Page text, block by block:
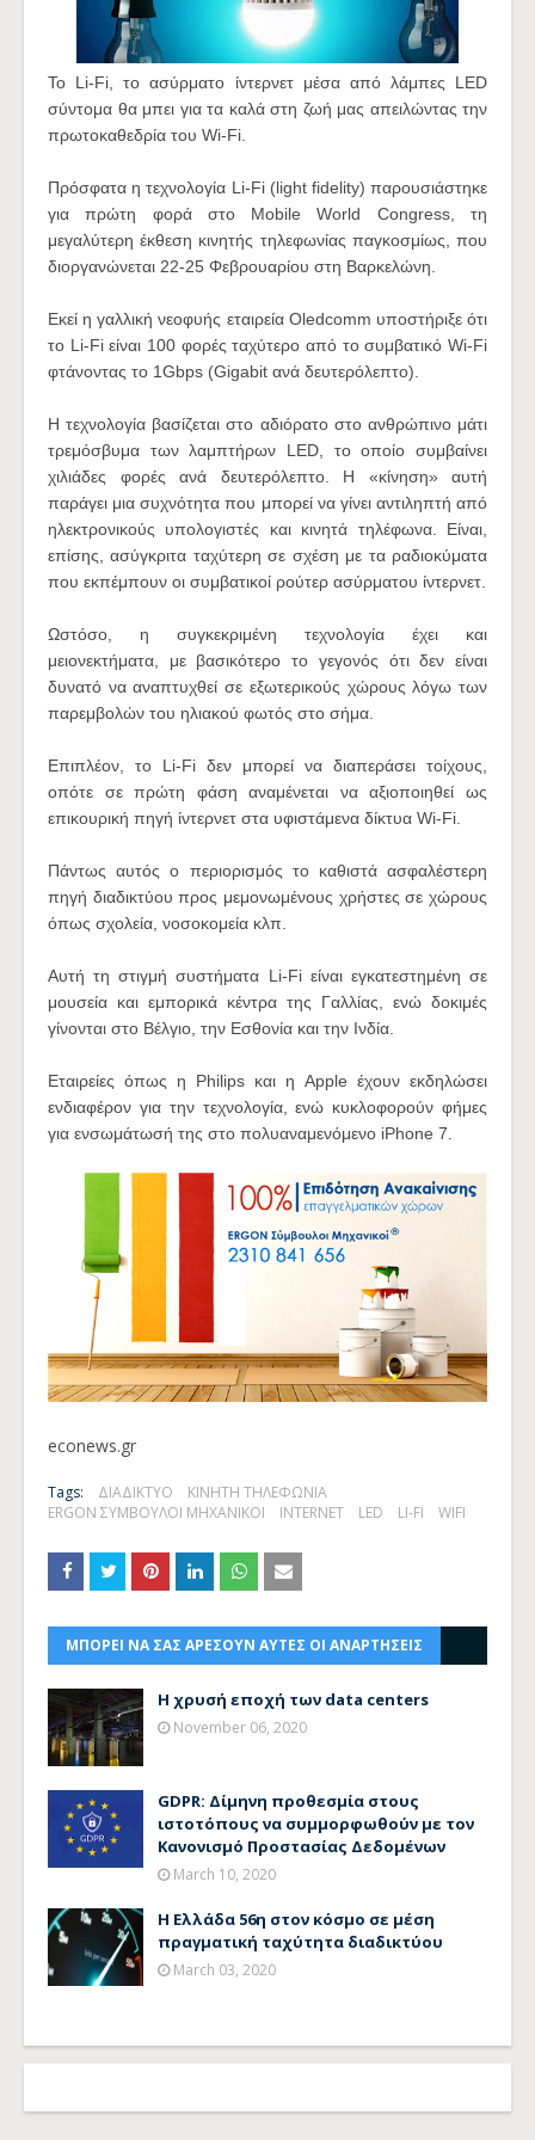
To Li-Fi, το ασύρματο ίντερνετ μέσα από λάμπες LED
σύντομα θα μπει για τα καλά στη ζωή μας απειλώντας την
πρωτοκαθεδρία του Wi-Fi.
Πρόσφατα η τεχνολογία Li-Fi (light fidelity) παρουσιάστηκε
για πρώτη φορά στο Mobile World Congress, τη
μεγαλύτερη έκθεση κινητής τηλεφωνίας παγκοσμίως, που
διοργανώνεται 22-25 Φεβρουαρίου στη Βαρκελώνη.
Εκεί η γαλλική νεοφυής εταιρεία Oledcomm υποστήριξε ότι
το Li-Fi είναι 100 φορές ταχύτερο από το συμβατικό Wi-Fi
φτάνοντας το 1Gbps (Gigabit ανά δευτερόλεπτο).
Η τεχνολογία βασίζεται στο αδιόρατο στο ανθρώπινο μάτι
τρεμόσβυμα των λαμπτήρων LED, το οποίο συμβαίνει
χιλιάδες φορές ανά δευτερόλεπτο. Η «κίνηση» αυτή
παράγει μια συχνότητα που μπορεί να γίνει αντιληπτή από
ηλεκτρονικούς υπολογιστές και κινητά τηλέφωνα. Είναι,
επίσης, ασύγκριτα ταχύτερη σε σχέση με τα ραδιοκύματα
που εκπέμπουν οι συμβατικοί ρούτερ ασύρματου ίντερνετ.
Ωστόσο, η συγκεκριμένη τεχνολογία έχει και
μειονεκτήματα, με βασικότερο το γεγονός ότι δεν είναι
δυνατό να αναπτυχθεί σε εξωτερικούς χώρους λόγω των
παρεμβολών του ηλιακού φωτός στο σήμα.
Επιπλέον, το Li-Fi δεν μπορεί να διαπεράσει τοίχους,
οπότε σε πρώτη φάση αναμένεται να αξιοποιηθεί ως
επικουρική πηγή ίντερνετ στα υφιστάμενα δίκτυα Wi-Fi.
Πάντως αυτός ο περιορισμός το καθιστά ασφαλέστερη
πηγή διαδικτύου προς μεμονωμένους χρήστες σε χώρους
όπως σχολεία, νοσοκομεία κλπ.
Αυτή τη στιγμή συστήματα Li-Fi είναι εγκατεστημένη σε
μουσεία και εμπορικά κέντρα της Γαλλίας, ενώ δοκιμές
γίνονται στο Βέλγιο, την Εσθονία και την Ινδία.
Εταιρείες όπως η Philips και η Apple έχουν εκδηλώσει
ενδιαφέρον για την τεχνολογία, ενώ κυκλοφορούν φήμες
για ενσωμάτωσή της στο πολυαναμενόμενο iPhone 7.
econews.gr
Tags: ΔΙΑΔΙΚΤΥΟ
ΚΙΝΗΤΗ ΤΗΛΕΦΩΝΙΑ
ERGON ΣΥΜΒΟΥΛΟΙ ΜΗΧΑΝΙΚΟΙ
INTERNET LED LI-FI WIFI
ΜΠΟΡΕΙ ΝΑ ΣΑΣ ΑΡΕΣΟΥΝ ΑΥΤΕΣ ΟΙ ΑΝΑΡΤΗΣΕΙΣ
H χρυσή εποχή των data centers
November 06, 2020
GDPR: Δίμηνη προθεσμία στους
ιστοτόπους να συμμορφωθούν με τον
Κανονισμό Προστασίας Δεδομένων
March 10, 2020
Η Ελλάδα 56η στον κόσμο σε μέση
πραγματική ταχύτητα διαδικτύου
March 03, 2020